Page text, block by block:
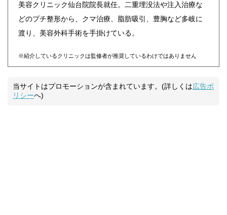
美容クリニック仙台院院長就任。二重埋没法や注入治療な
どのプチ整形から、クマ治療、脂肪吸引、豊胸など多岐に
渡り、美容外科手術を手掛けている。
※紹介しているクリニックは監修者が推奨しているわけではありません
当サイトはプロモーションが含まれています。(詳しくは広告ポ
リシーへ)